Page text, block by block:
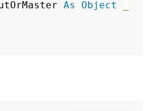
As Object